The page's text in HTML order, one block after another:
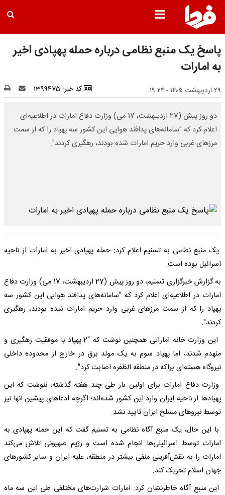
پاسخ یک منبع نظامی درباره حمله پهپادی اخیر
به امارات
۲۹ اردیبهشت ۱۴۰۵ - ۱۹:۲۴ کد خبر: 1399475
دو روز پیش (27 اردیبهشت، 17 می) وزارت دفاع امارات در اطلاعیه‌ای
اعلام کرد که "سامانه‌های پدافند هوایی این کشور سه پهپاد را که از سمت
مرزهای غربی وارد حریم امارات شده بودند، رهگیری کردند".
یک منبع نظامی به تسنیم اعلام کرد: حمله پهپادی اخیر به امارات از ناحیه
اسرائیل بوده است.
به گزارش خبرگزاری تسنیم، دو روز پیش (27 اردیبهشت، 17 می) وزارت دفاع
امارات در اطلاعیه‌ای اعلام کرد که "سامانه‌های پدافند هوایی این کشور سه
پهپاد را که از سمت مرزهای غربی وارد حریم امارات شده بودند، رهگیری
کردند".
این وزارت خانه اماراتی همچنین نوشت که "2 پهپاد با موفقیت رهگیری و
منهدم شدند، اما پهپاد سوم به یک مولد برق در خارج از محدوده داخلی
نیروگاه هسته‌ای براکه در منطقه الظفره اصابت کرد".
وزارت دفاع امارات برای اولین بار طی چند هفته گذشته، ننوشت که این
پهپادها از ناحیه ایران وارد این کشور شده‌اند؛ اگرچه ادعاهای پیشین آنها نیز
توسط نیروهای مسلح ایران تایید نشد.
با این حال، یک منبع آگاه نظامی به تسنیم گفت که این حمله پهپادی به
امارات توسط اسرائیلی‌ها انجام شده است و رژیم صهیونی تلاش می‌کند
امارات را به نقش‌آفرینی منفی بیشتر در منطقه، علیه ایران و سایر کشورهای
جهان اسلام تحریک کند.
این منبع آگاه خاطرنشان کرد: امارات شرارت‌های مختلفی طی این سه ماه